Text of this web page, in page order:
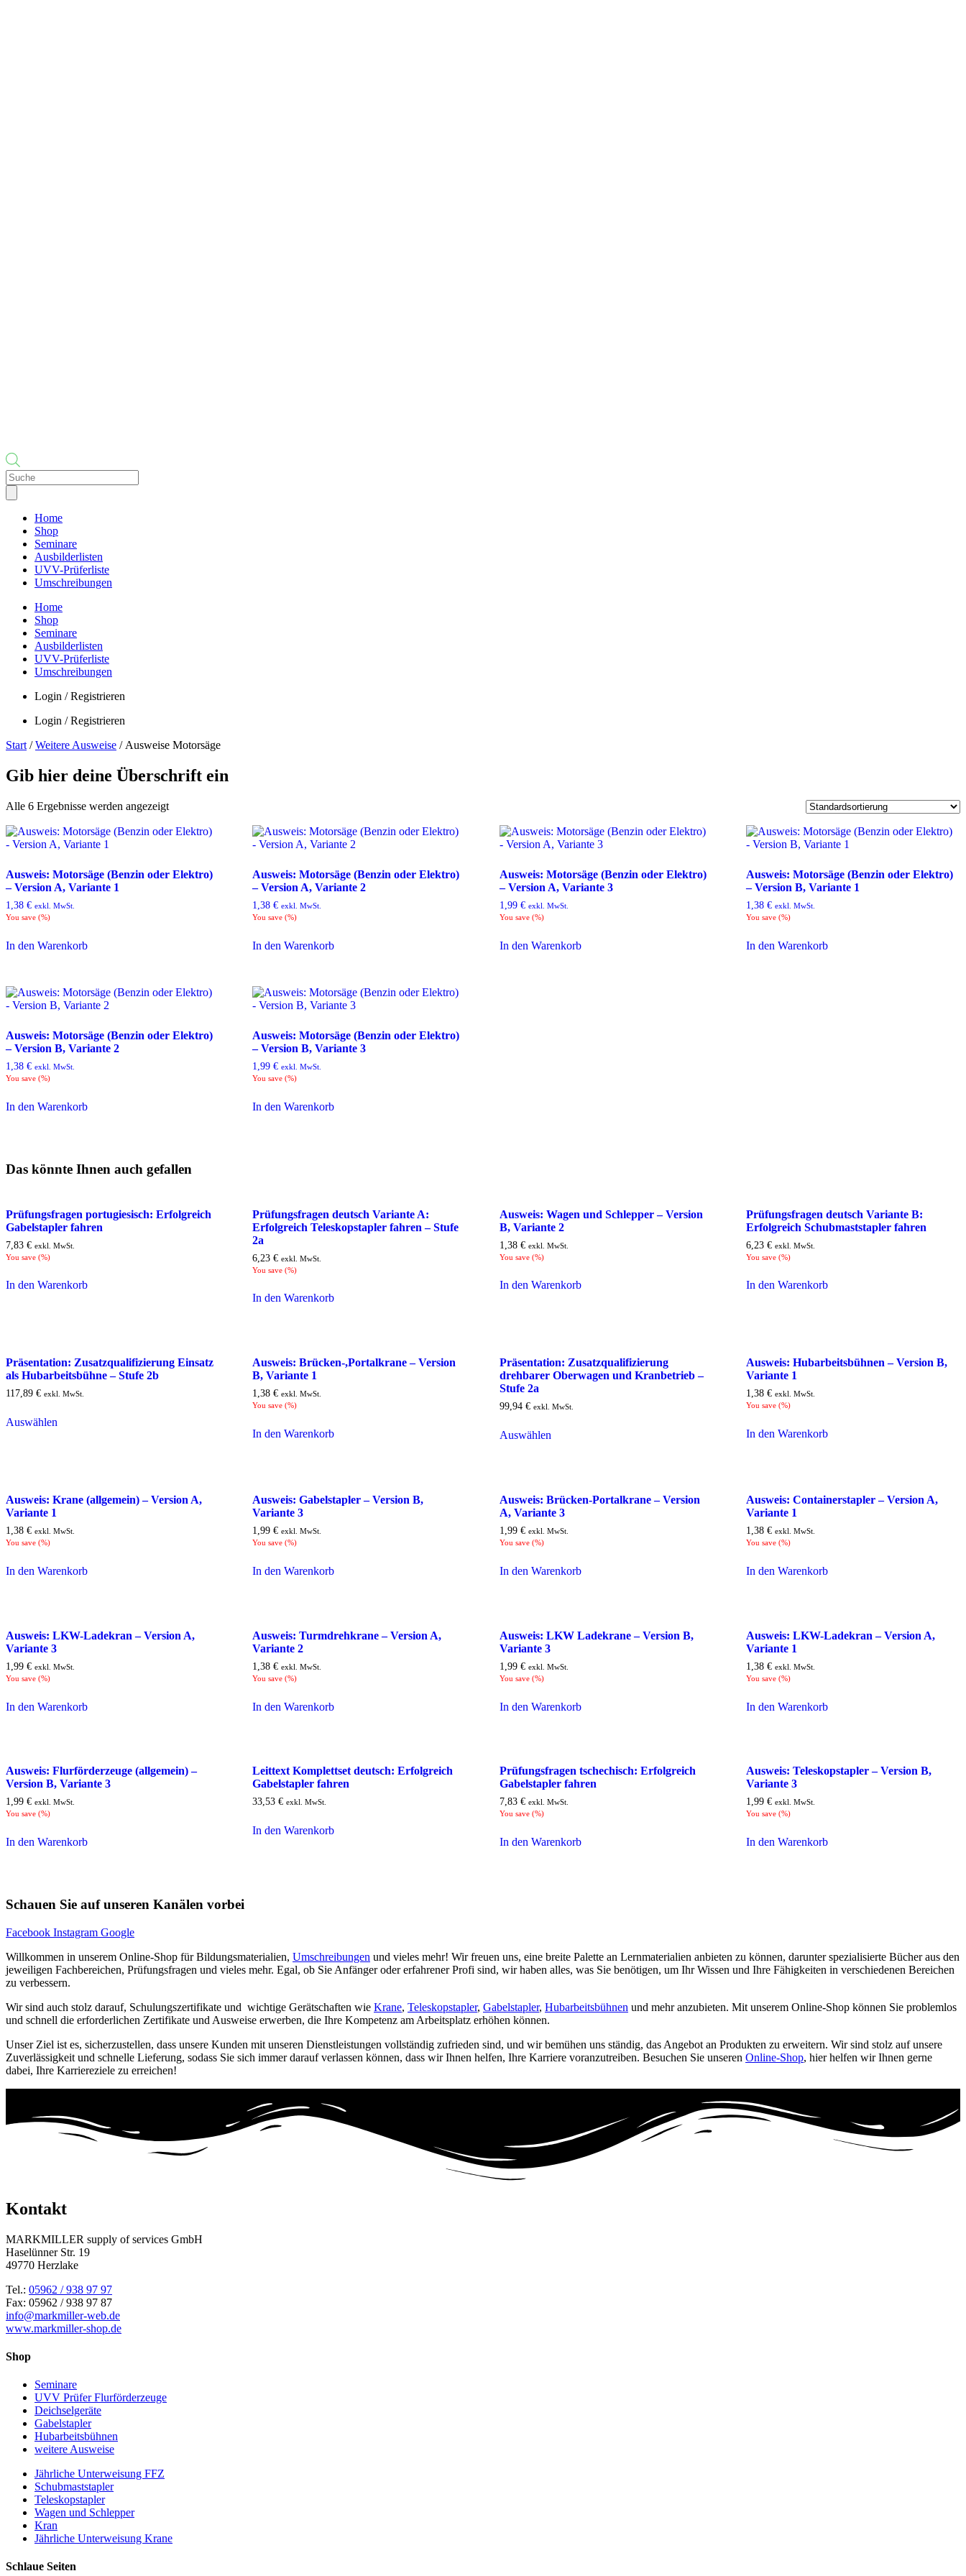
Products
search
Home
Shop
Seminare
Ausbilderlisten
UVV-Prüferliste
Umschreibungen
Home
Shop
Seminare
Ausbilderlisten
UVV-Prüferliste
Umschreibungen
Login / Registrieren
Login / Registrieren
Start /Weitere Ausweise / Ausweise Motorsäge
Gib hier deine Überschrift ein
Alle 6 Ergebnisse werden angezeigt
Ausweis: Motorsäge (Benzin oder Elektro)
– Version A, Variante 1
1,38 € exkl. MwSt.
You save (%)
In den Warenkorb
Ausweis: Motorsäge (Benzin oder Elektro)
– Version A, Variante 2
1,38€ exkl. MwSt.
You save(%)
In den Warenkorb
Ausweis: Motorsäge (Benzin oder Elektro)
– Version A, Variante 3
1,99 € exkl. MwSt.
You save (%)
In den Warenkorb
Ausweis: Motorsäge (Benzin oder Elektro)
– Version B, Variante 1
1,38 € exkl. MwSt.
You save (%)
In den Warenkorb
Ausweis: Motorsäge (Benzin oder Elektro)
– Version B, Variante 2
1,38 € exkl. MwSt.
You save (%)
In den Warenkorb
Ausweis: Motorsäge (Benzin oder Elektro)
– Version B, Variante 3
1,99€ exkl. MwSt.
You save(%)
In den Warenkorb
Das könnte Ihnen auch gefallen
Prüfungsfragen portugiesisch: Erfolgreich
Gabelstapler fahren
7,83 € exkl. MwSt.
You save (%)
In den Warenkorb
Prüfungsfragen deutsch Variante A:
Erfolgreich Teleskopstapler fahren – Stufe
2a
6,23€ exkl. MwSt.
You save(%)
In den Warenkorb
Ausweis: Wagen und Schlepper – Version
B, Variante 2
1,38 € exkl. MwSt.
You save (%)
In den Warenkorb
Prüfungsfragen deutsch Variante B:
Erfolgreich Schubmaststapler fahren
6,23 € exkl. MwSt.
You save (%)
In den Warenkorb
Präsentation: Zusatzqualifizierung Einsatz
als Hubarbeitsbühne – Stufe 2b
117,89 € exkl. MwSt.
Auswählen
Ausweis: Brücken-,Portalkrane – Version
B, Variante 1
1,38€ exkl. MwSt.
You save(%)
In den Warenkorb
Präsentation: Zusatzqualifizierung
drehbarer Oberwagen und Kranbetrieb –
Stufe 2a
99,94 € exkl. MwSt.
Auswählen
Ausweis: Hubarbeitsbühnen – Version B,
Variante 1
1,38 € exkl. MwSt.
You save (%)
In den Warenkorb
Ausweis: Krane (allgemein) – Version A,
Variante 1
1,38 € exkl. MwSt.
You save (%)
In den Warenkorb
Ausweis: Gabelstapler – Version B,
Variante 3
1,99€ exkl. MwSt.
You save(%)
In den Warenkorb
Ausweis: Brücken-Portalkrane – Version
A, Variante 3
1,99 € exkl. MwSt.
You save (%)
In den Warenkorb
Ausweis: Containerstapler – Version A,
Variante 1
1,38 € exkl. MwSt.
You save (%)
In den Warenkorb
Ausweis: LKW-Ladekran – Version A,
Variante 3
1,99 € exkl. MwSt.
You save (%)
In den Warenkorb
Ausweis: Turmdrehkrane – Version A,
Variante 2
1,38€ exkl. MwSt.
You save(%)
In den Warenkorb
Ausweis: LKW Ladekrane – Version B,
Variante 3
1,99 € exkl. MwSt.
You save (%)
In den Warenkorb
Ausweis: LKW-Ladekran – Version A,
Variante 1
1,38 € exkl. MwSt.
You save (%)
In den Warenkorb
Ausweis: Flurförderzeuge (allgemein) –
Version B, Variante 3
1,99 € exkl. MwSt.
You save (%)
In den Warenkorb
Leittext Komplettset deutsch: Erfolgreich
Gabelstapler fahren
33,53€ exkl. MwSt.
In den Warenkorb
Prüfungsfragen tschechisch: Erfolgreich
Gabelstapler fahren
7,83 € exkl. MwSt.
You save (%)
In den Warenkorb
Ausweis: Teleskopstapler – Version B,
Variante 3
1,99 € exkl. MwSt.
You save (%)
In den Warenkorb
Schauen Sie auf unseren Kanälen vorbei
Facebook Instagram Google
Willkommen in unserem Online-Shop für Bildungsmaterialien, Umschreibungen und vieles mehr! Wir freuen uns, eine breite Palette an Lernmaterialien anbieten zu können, darunter spezialisierte Bücher aus den
jeweiligen Fachbereichen, Prüfungsfragen und vieles mehr. Egal, ob Sie Anfänger oder erfahrener Profi sind, wir haben alles, was Sie benötigen, um Ihr Wissen und Ihre Fähigkeiten in verschiedenen Bereichen
zu verbessern.
Wir sind auch stolz darauf, Schulungszertifikate und wichtige Gerätschaften wie Krane, Teleskopstapler, Gabelstapler, Hubarbeitsbühnen und mehr anzubieten. Mit unserem Online-Shop können Sie problemlos
und schnell die erforderlichen Zertifikate und Ausweise erwerben, die Ihre Kompetenz am Arbeitsplatz erhöhen können.
Unser Ziel ist es, sicherzustellen, dass unsere Kunden mit unseren Dienstleistungen vollständig zufrieden sind, und wir bemühen uns ständig, das Angebot an Produkten zu erweitern. Wir sind stolz auf unsere
Zuverlässigkeit und schnelle Lieferung, sodass Sie sich immer darauf verlassen können, dass wir Ihnen helfen, Ihre Karriere voranzutreiben. Besuchen Sie unseren Online-Shop, hier helfen wir Ihnen gerne
dabei, Ihre Karriereziele zu erreichen!
Kontakt
MARKMILLER supply of services GmbH
Haselünner Str. 19
49770 Herzlake
Tel.: 05962 / 938 97 97
Fax: 05962 / 938 97 87
info@markmiller-web.de
www.markmiller-shop.de
Shop
Seminare
UVV Prüfer Flurförderzeuge
Deichselgeräte
Gabelstapler
Hubarbeitsbühnen
weitere Ausweise
Jährliche Unterweisung FFZ
Schubmaststapler
Teleskopstapler
Wagen und Schlepper
Kran
Jährliche Unterweisung Krane
Schlaue Seiten